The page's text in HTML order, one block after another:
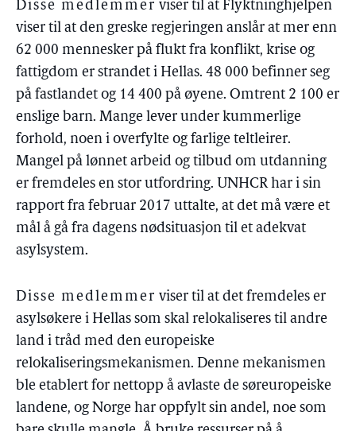
Disse medlemmer viser til at Flyktninghjelpen
viser til at den greske regjeringen anslår at mer enn
62 000 mennesker på flukt fra konflikt, krise og
fattigdom er strandet i Hellas. 48 000 befinner seg
på fastlandet og 14 400 på øyene. Omtrent 2 100 er
enslige barn. Mange lever under kummerlige
forhold, noen i overfylte og farlige teltleirer.
Mangel på lønnet arbeid og tilbud om utdanning
er fremdeles en stor utfordring. UNHCR har i sin
rapport fra februar 2017 uttalte, at det må være et
mål å gå fra dagens nødsituasjon til et adekvat
asylsystem.
Disse medlemmer viser til at det fremdeles er
asylsøkere i Hellas som skal relokaliseres til andre
land i tråd med den europeiske
relokaliseringsmekanismen. Denne mekanismen
ble etablert for nettopp å avlaste de søreuropeiske
landene, og Norge har oppfylt sin andel, noe som